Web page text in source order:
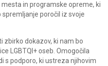
in programske opreme, ki
poročil iz svoje
zbirko dokazov, ki nam bo
LGBTQI+ oseb. Omogočila
s podporo, ki ustreza njihovim